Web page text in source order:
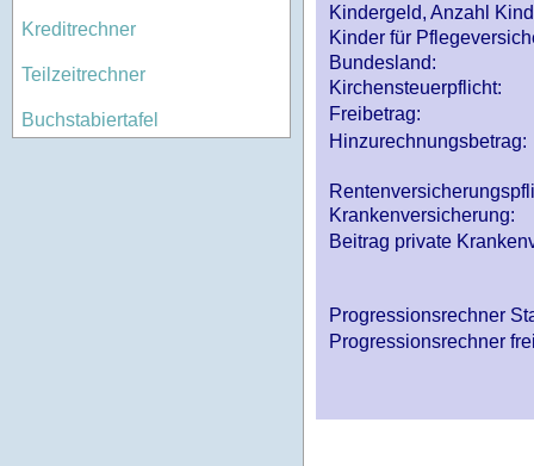
Kreditrechner
Teilzeitrechner
Buchstabiertafel
Kindergeld, Anzahl
Kinder für
Bundesland:
Kirchensteuerpflicht:
Freibetrag:
Hinzurechnungsbetrag:
Krankenversicherung:
Beitrag private
Progressionsrechner
Progressionsrechner